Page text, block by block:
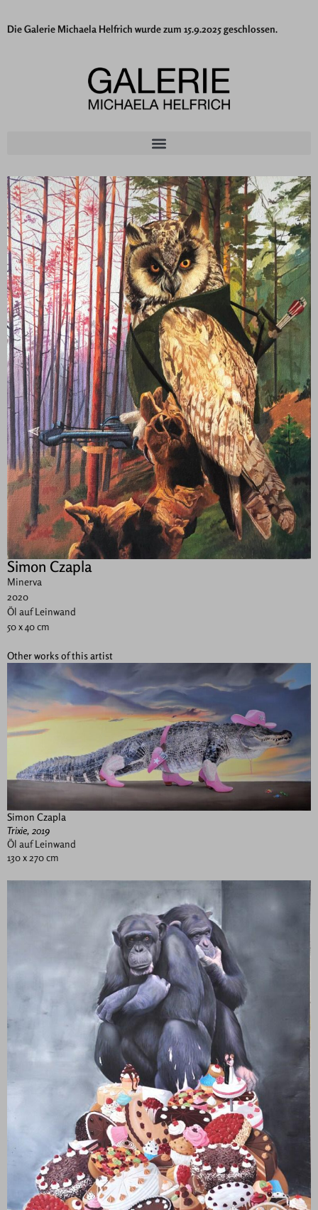
Die Galerie Michaela Helfrich wurde zum 15.9.2025 geschlossen.
Simon Czapla
Minerva
2020
Öl auf Leinwand
50 x 40 cm
Other works of this artist
Simon Czapla
Trixie, 2019
Öl auf Leinwand
130 x 270 cm